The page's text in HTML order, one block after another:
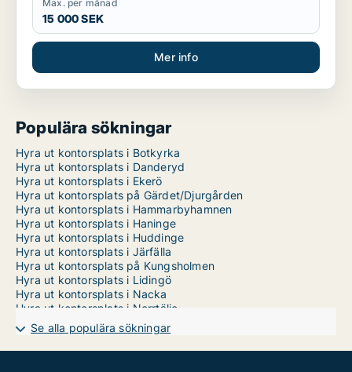
Max. per månad
15 000 SEK
Mer info
Populära sökningar
Hyra ut kontorsplats i Botkyrka
Hyra ut kontorsplats i Danderyd
Hyra ut kontorsplats i Ekerö
Hyra ut kontorsplats på Gärdet/Djurgården
Hyra ut kontorsplats i Hammarbyhamnen
Hyra ut kontorsplats i Haninge
Hyra ut kontorsplats i Huddinge
Hyra ut kontorsplats i Järfälla
Hyra ut kontorsplats på Kungsholmen
Hyra ut kontorsplats i Lidingö
Hyra ut kontorsplats i Nacka
Hyra ut kontorsplats i Norrtälje
Hyra ut kontorsplats i Nykvarn
Hyra ut kontorsplats i Nynäshamn
Hyra ut kontorsplats i Salem
Se alla populära sökningar